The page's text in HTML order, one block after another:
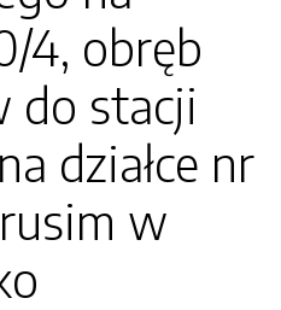
4, obręb
do stacji
działce nr
w